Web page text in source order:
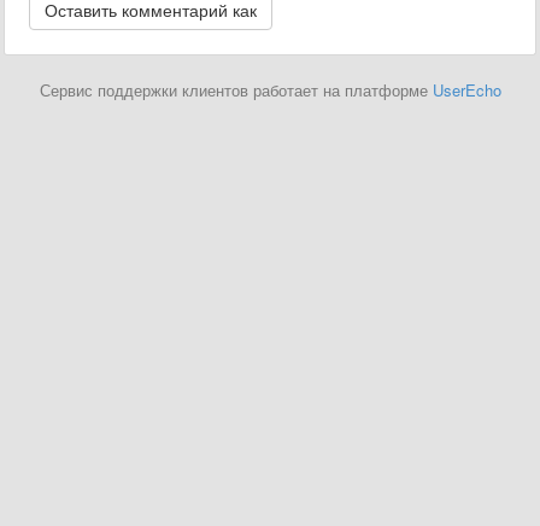
Сервис поддержки клиентов работает на платформе UserEcho